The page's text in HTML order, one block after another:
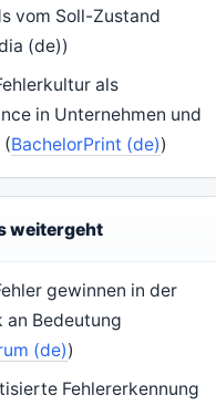
vom Soll-Zustand
(de))
als
in Unternehmen und
(BachelorPrint (de))
weitergeht
gewinnen in der
an Bedeutung
(de))
Fehlererkennung